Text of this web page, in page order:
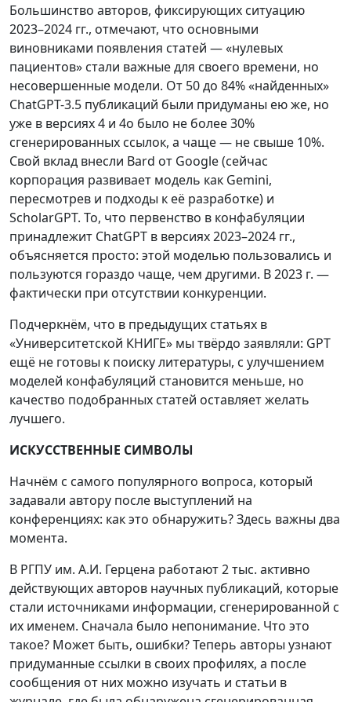
Большинство авторов, фиксирующих ситуацию
2023–2024 гг., отмечают, что основными
виновниками появления статей — «нулевых
пациентов» стали важные для своего времени, но
несовершенные модели. От 50 до 84% «найденных»
ChatGPT-3.5 публикаций были придуманы ею же, но
уже в версиях 4 и 4o было не более 30%
сгенерированных ссылок, а чаще — не свыше 10%.
Свой вклад внесли Bard от Google (сейчас
корпорация развивает модель как Gemini,
пересмотрев и подходы к её разработке) и
ScholarGPT. То, что первенство в конфабуляции
принадлежит ChatGPT в версиях 2023–2024 гг.,
объясняется просто: этой моделью пользовались и
пользуются гораздо чаще, чем другими. В 2023 г. —
фактически при отсутствии конкуренции.
Подчеркнём, что в предыдущих статьях в
«Университетской КНИГЕ» мы твёрдо заявляли: GPT
ещё не готовы к поиску литературы, с улучшением
моделей конфабуляций становится меньше, но
качество подобранных статей оставляет желать
лучшего.
ИСКУССТВЕННЫЕ СИМВОЛЫ
Начнём с самого популярного вопроса, который
задавали автору после выступлений на
конференциях: как это обнаружить? Здесь важны два
момента.
В РГПУ им. А.И. Герцена работают 2 тыс. активно
действующих авторов научных публикаций, которые
стали источниками информации, сгенерированной с
их именем. Сначала было непонимание. Что это
такое? Может быть, ошибки? Теперь авторы узнают
придуманные ссылки в своих профилях, а после
сообщения от них можно изучать и статьи в